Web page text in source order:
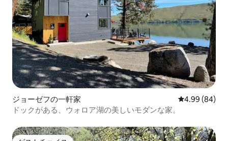
ジョーゼフの一軒家 レビュー84件
4.99 (84)
ドックがある、ウォロア湖の美しいモダンな家。